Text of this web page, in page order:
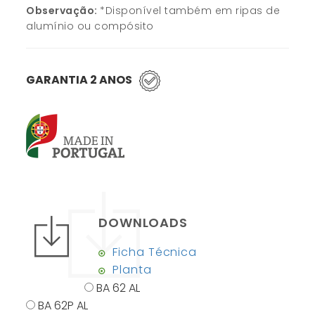
Observação: *Disponível também em ripas de
alumínio ou compósito
GARANTIA 2 ANOS
DOWNLOADS
Ficha Técnica
Planta
BA 62 AL
BA 62P AL